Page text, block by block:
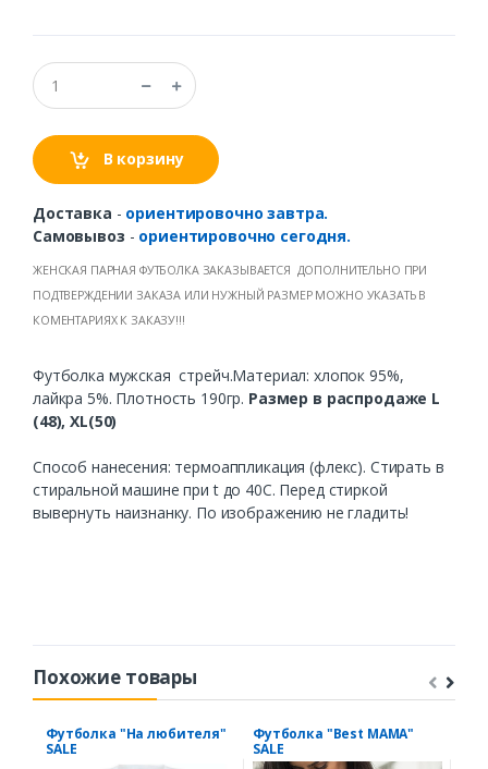
В корзину
Доставка - ориентировочно завтра.
Самовывоз - ориентировочно сегодня.
ЖЕНСКАЯ ПАРНАЯ ФУТБОЛКА ЗАКАЗЫВАЕТСЯ ДОПОЛНИТЕЛЬНО ПРИ
ПОДТВЕРЖДЕНИИ ЗАКАЗА ИЛИ НУЖНЫЙ РАЗМЕР МОЖНО УКАЗАТЬ В
КОМЕНТАРИЯХ К ЗАКАЗУ!!!
Футболка мужская стрейч.Материал:хлопок 95%,
лайкра 5%. Плотность 190гр. Размер в распродаже L
(48), XL(50)
Способ нанесения: термоаппликация (флекс). Стирать в
стиральной машине при t до 40С. Перед стиркой
вывернуть наизнанку. По изображению не гладить!
Похожие товары
Футболка "На любителя"
SALE
Футболка "Best MAMA"
SALE